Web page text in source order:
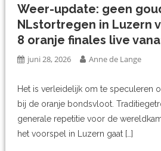
Weer-update: geen
NLstortregen in Luzern
8 oranje finales live
juni 28, 2026 Anne de Lange
Het is verleidelijk om te speculeren
bij de oranje bondsvloot.
generale repetitie voor de
het voorspel in Luzern gaat […]